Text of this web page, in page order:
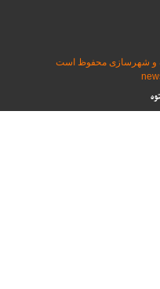
و شهرسازی محفوظ است